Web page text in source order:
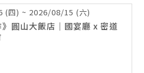
(四) ~ 2026/08/15 (六)
圓山大飯店｜國宴廳 x 密道